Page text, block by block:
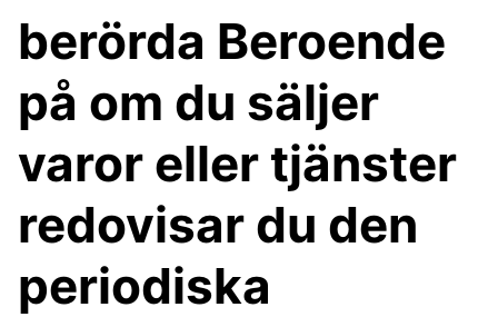
berörda Beroende
på om du säljer
varor eller tjänster
redovisar du den
periodiska